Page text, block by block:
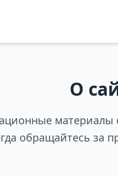
О
обращайтесь за